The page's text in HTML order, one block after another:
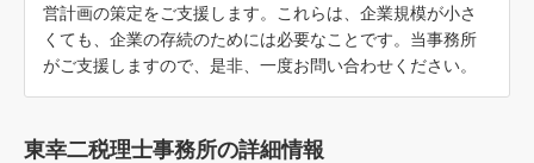
営計画の策定をご支援します。これらは、企業規模が小さ
くても、企業の存続のためには必要なことです。当事務所
がご支援しますので、是非、一度お問い合わせください。
東幸二税理士事務所の詳細情報